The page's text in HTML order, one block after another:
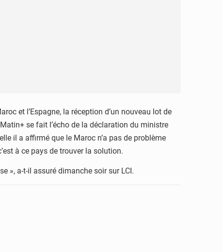
et l’Espagne, la réception d’un nouveau lot de
se fait l’écho de la déclaration du ministre
il a affirmé que le Maroc n’a pas de problème
à ce pays de trouver la solution.
», a-t-il assuré dimanche soir sur LCI.